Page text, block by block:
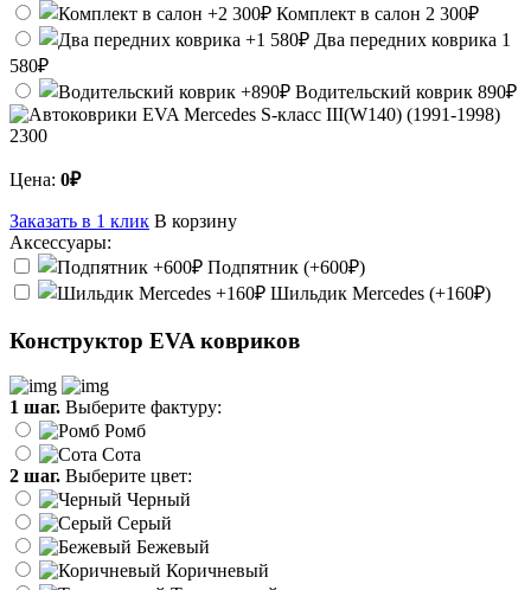
Комплект в салон 2 300₽
Два передних коврика 1
580₽
Водительский коврик 890₽
2300
Цена: 0₽
Заказать в 1 клик В корзину
Аксессуары:
Подпятник (+600₽)
Шильдик Mercedes (+160₽)
Конструктор EVA ковриков
1 шаг. Выберите фактуру:
Ромб
Сота
2 шаг. Выберите цвет:
Черный
Серый
Бежевый
Коричневый